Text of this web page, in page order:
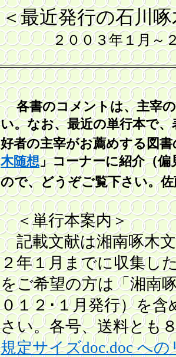
＜最近発行の石川
２００３年１月～
各書のコメントは、主宰
い。なお、最近の単行本で
好者の主宰がお薦めする図書
木随想」コーナーに紹介（
ので、どうぞご覧下さい。
＜単行本案内＞
記載文献は湘南啄木文
２年１月までに収集し
をご希望の方は「湘南
０１２･１月発行）を
さい。各号、送料とも
規定サイズdoc.doc へ